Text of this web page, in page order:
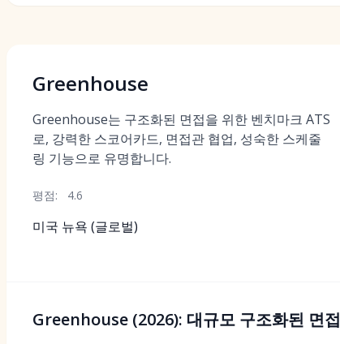
Greenhouse
Greenhouse는 구조화된 면접을 위한 벤치마크 ATS
로, 강력한 스코어카드, 면접관 협업, 성숙한 스케줄
링 기능으로 유명합니다.
평점: 4.6
미국 뉴욕 (글로벌)
Greenhouse (2026): 대규모 구조화된 면접